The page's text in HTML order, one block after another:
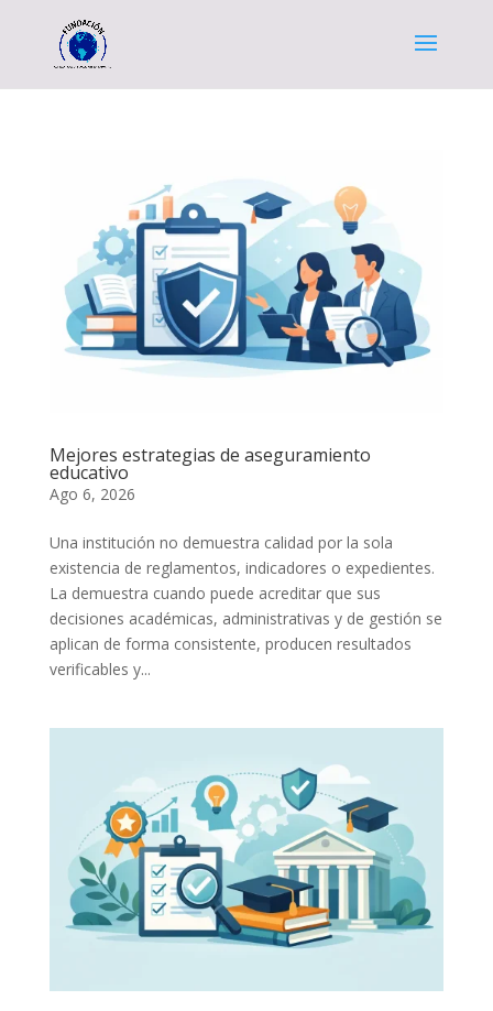
Mejores estrategias de aseguramiento
educativo
Ago 6, 2026
Una institución no demuestra calidad por la sola
existencia de reglamentos, indicadores o expedientes.
La demuestra cuando puede acreditar que sus
decisiones académicas, administrativas y de gestión se
aplican de forma consistente, producen resultados
verificables y...